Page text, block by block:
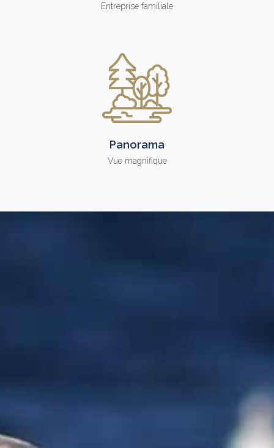
Entreprise familiale
Panorama
Vue magnifique